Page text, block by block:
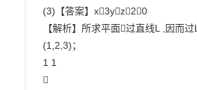
(3)【答案】x3yz20
【解析】所求平面过直线L ,因而过
(1,2,3)；
1 1
